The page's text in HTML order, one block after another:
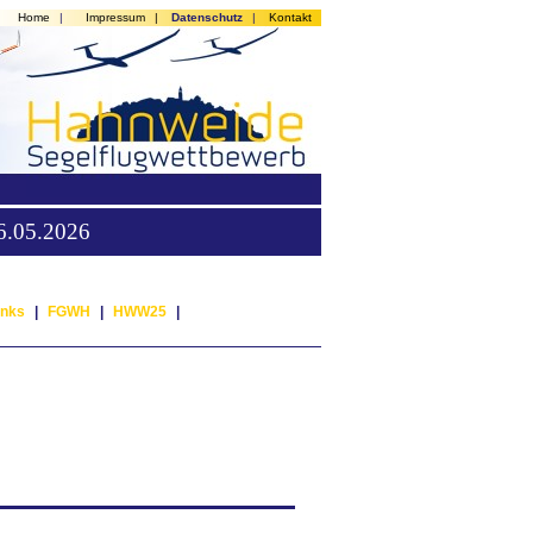
Home | Impressum | Datenschutz | Kontakt
FGWH HWW25